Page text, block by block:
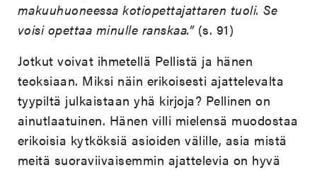
makuuhuoneessa kotiopettajattaren tuoli. Se
voisi opettaa minulle ranskaa.” (s. 91)
Jotkut voivat ihmetellä Pellistä ja hänen
teoksiaan. Miksi näin erikoisesti ajattelevalta
tyypiltä julkaistaan yhä kirjoja? Pellinen on
ainutlaatuinen. Hänen villi mielensä muodostaa
erikoisia kytköksiä asioiden välille, asia mistä
meitä suoraviivaisemmin ajattelevia on hyvä